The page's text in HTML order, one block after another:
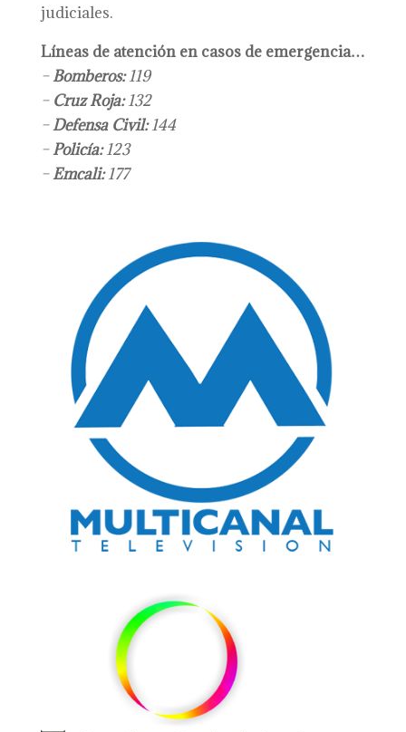
judiciales.
Líneas de atención en casos de emergencia…
–Bomberos:119
– Cruz Roja:132
–Defensa Civil:144
–Policía:123
–Emcali:177